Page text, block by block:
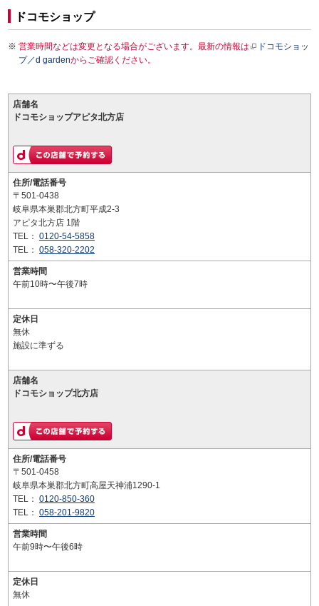
ドコモショップ
営業時間などは変更となる場合がございます。最新の情報は
ドコモショッ
プ／d gardenからご確認ください。
店舗名
ドコモショップアピタ北方店
住所/電話番号
〒501-0438
岐阜県本巣郡北方町平成2-3
アピタ北方店 1階
TEL： 0120-54-5858
TEL： 058-320-2202
営業時間
午前10時〜午後7時
定休日
無休
施設に準ずる
店舗名
ドコモショップ北方店
住所/電話番号
〒501-0458
岐阜県本巣郡北方町高屋天神浦1290-1
TEL： 0120-850-360
TEL： 058-201-9820
営業時間
午前9時〜午後6時
定休日
無休